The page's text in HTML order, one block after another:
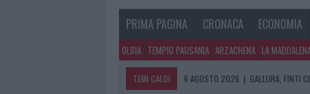
PRIMA PAGINA CRONACA ECONOMIA
OLBIA TEMPIO PAUSANIA ARZACHENA LA
TEMI CALDI 6 AGOSTO 2026 | GALLURA, FINTI